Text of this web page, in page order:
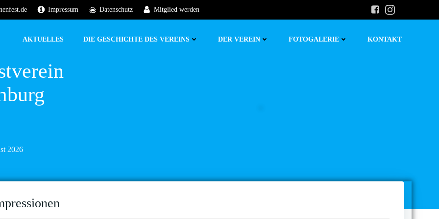
Impressum Datenschutz Mitglied werden
AKTUELLES DIE GESCHICHTE DES VEREINS DER VEREIN FOTOGALERIE KONTAKT
2026